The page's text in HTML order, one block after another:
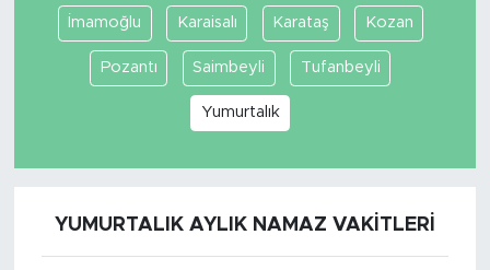
İmamoğlu Karaisalı Karataş Kozan
Pozantı Saimbeyli Tufanbeyli
Yumurtalık
YUMURTALIK AYLIK NAMAZ VAKITLERI